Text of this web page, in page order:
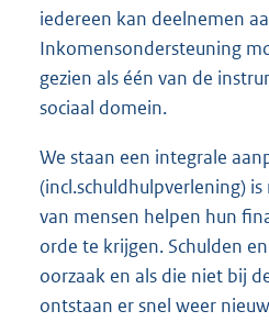
iedereen kan deelnemen
Inkomensondersteuning
gezien als één van de
sociaal domein.
We staan een integrale
(incl.schuldhulpverlening)
van mensen helpen hun
orde te krijgen. Schulden
oorzaak en als die niet bij
ontstaan er snel weer